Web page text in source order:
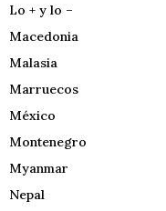
Lo + y lo –
Macedonia
Malasia
Marruecos
México
Montenegro
Myanmar
Nepal